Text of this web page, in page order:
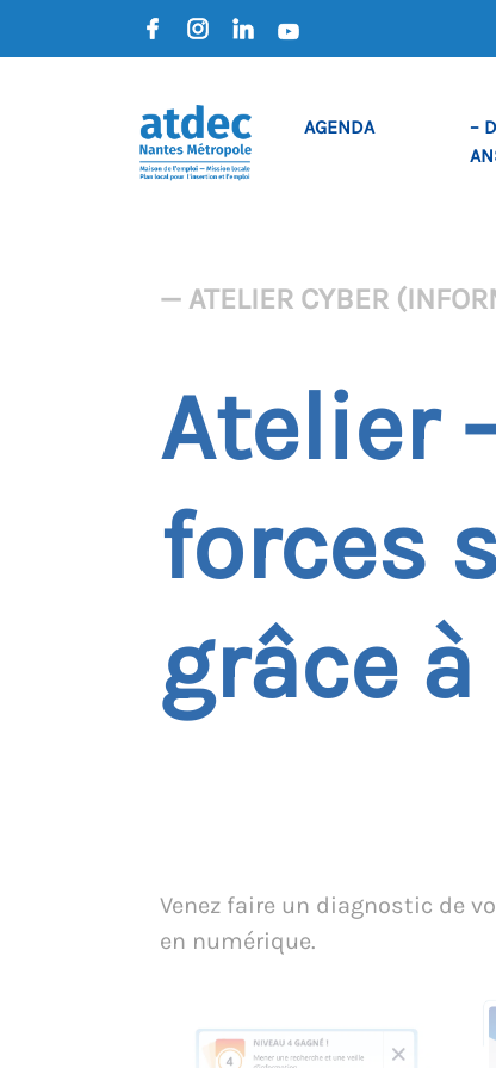
AGENDA
–
— ATELIER CYBER
Atelier
forces
grâce à
Venez faire un diagnostic de
en numérique.